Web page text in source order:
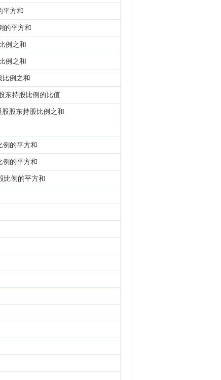
平方和
的平方和
例之和
例之和
比例之和
东持股比例的比值
股东持股比例之和
例的平方和
例的平方和
比例的平方和